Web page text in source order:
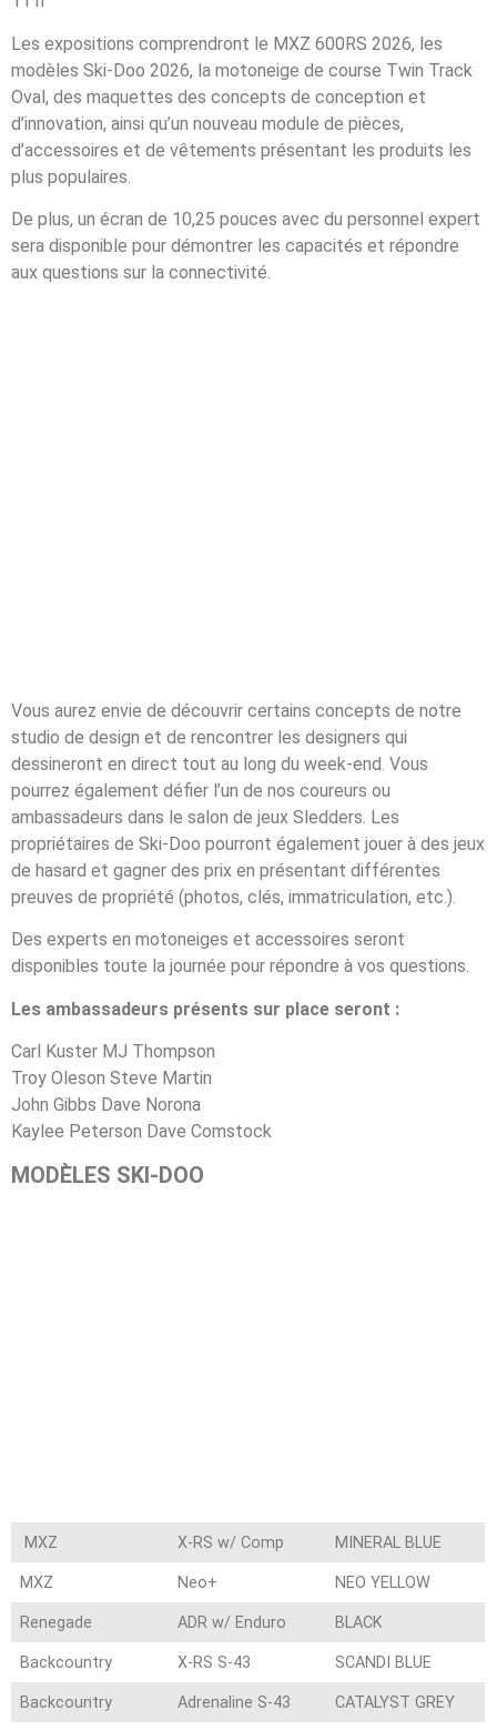
Les expositions comprendront le MXZ 600RS 2026, les
modèles Ski-Doo 2026, la motoneige de course Twin Track
Oval, des maquettes des concepts de conception et
d’innovation, ainsi qu’un nouveau module de pièces,
d’accessoires et de vêtements présentant les produits les
plus populaires.
De plus, un écran de 10,25 pouces avec du personnel expert
sera disponible pour démontrer les capacités et répondre
aux questions sur la connectivité.
Vous aurez envie de découvrir certains concepts de notre
studio de design et de rencontrer les designers qui
dessineront en direct tout au long du week-end. Vous
pourrez également défier l’un de nos coureurs ou
ambassadeurs dans le salon de jeux Sledders. Les
propriétaires de Ski-Doo pourront également jouer à des jeux
de hasard et gagner des prix en présentant différentes
preuves de propriété (photos, clés, immatriculation, etc.).
Des experts en motoneiges et accessoires seront
disponibles toute la journée pour répondre à vos questions.
Les ambassadeurs présents sur place seront :
Carl Kuster MJ Thompson
Troy Oleson Steve Martin
John Gibbs Dave Norona
Kaylee Peterson Dave Comstock
MODÈLES SKI-DOO
MXZ X-RS w/ Comp MINERAL BLUE
MXZ Neo+ NEO YELLOW
Renegade ADR w/ Enduro BLACK
Backcountry X-RS S-43 SCANDI BLUE
Backcountry Adrenaline S-43 CATALYST GREY